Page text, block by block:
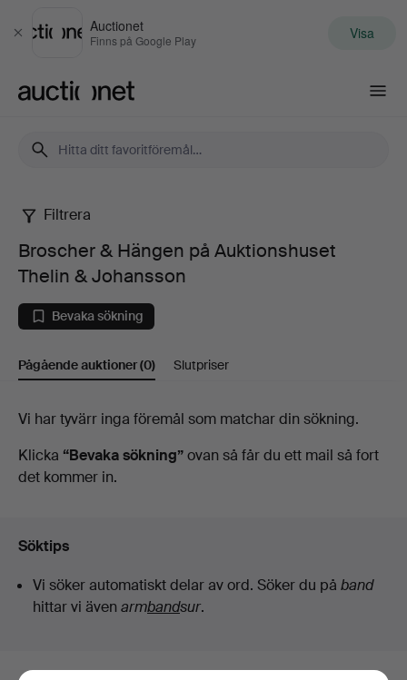
Stäng
Auctionet
Finns på Google Play Visa
Broscher
&
Hängen
på
Thelin
&
Johansson
Filtrera
Broscher & Hängen på Auktionshuset
Thelin & Johansson
Bevaka sökning
Pågående auktioner(0) Slutpriser
Pågående
auktioner
Vi har tyvärr inga föremål som matchar din sökning.
Klicka “Bevaka sökning”ovan så får du ett mail så fort
det kommer in.
Söktips
Vi söker automatiskt delar av ord. Söker du på band
hittar vi även armbandsur.